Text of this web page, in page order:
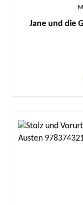
Jane und die